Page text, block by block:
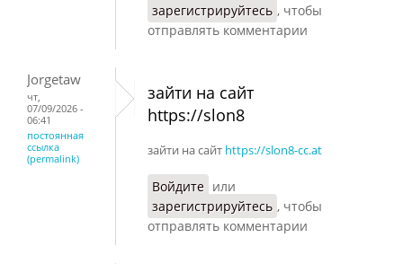
зарегистрируйтесь , чтобы
отправлять комментарии
Jorgetaw
чт,
07/09/2026 -
06:41
постоянная
ссылка
(permalink)
зайти на сайт
https://slon8
зайти на сайт https://slon8-cc.at
Войдите или
зарегистрируйтесь , чтобы
отправлять комментарии